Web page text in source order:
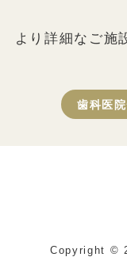
より詳細なご施
歯科医
Copyright ©